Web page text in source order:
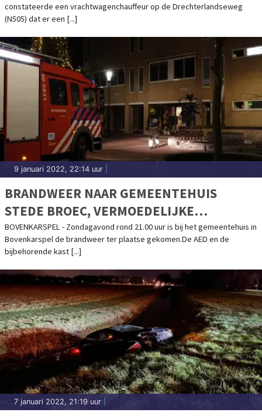
constateerde een vrachtwagenchauffeur op de Drechterlandseweg
(N505) dat er een [...]
9 januari 2022, 22:14 uur
BRANDWEER NAAR GEMEENTEHUIS
STEDE BROEC, VERMOEDELIJKE
KORTSLUITING
BOVENKARSPEL - Zondagavond rond 21.00 uur is bij het gemeentehuis in
Bovenkarspel de brandweer ter plaatse gekomen.De AED en de
bijbehorende kast [...]
7 januari 2022, 21:19 uur